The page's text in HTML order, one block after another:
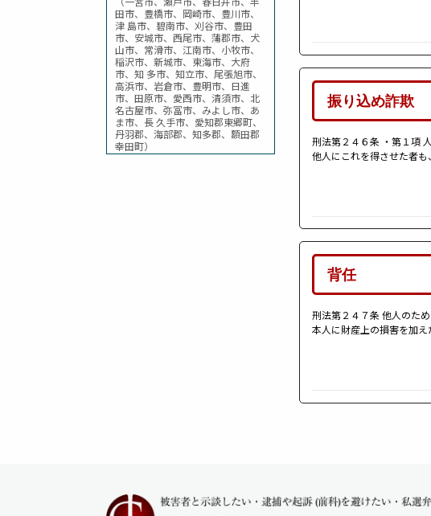
振り込め詐欺
刑法第２４６条 ・第１項
他人にこれを得させた者
背任
刑法第２４７条 他人のた
本人に財産上の損害を加
田市、豊橋市、岡崎市、豊川市、
津 島市、碧南市、刈谷市、豊田
市、安城市、西尾市、蒲郡市、犬
山市、常滑市、江南市、小牧市、
稲沢市、新城市、東海市、大府
市、知 多市、知立市、尾張旭市、
高浜市、岩倉市、豊明市、日進
市、田原市、愛西市、清須市、北
名古屋市、弥冨市、みよし市、あ
ま市、長 久手市、愛知郡東郷町、
丹羽郡、海部郡、知多郡、額田郡
幸田町）